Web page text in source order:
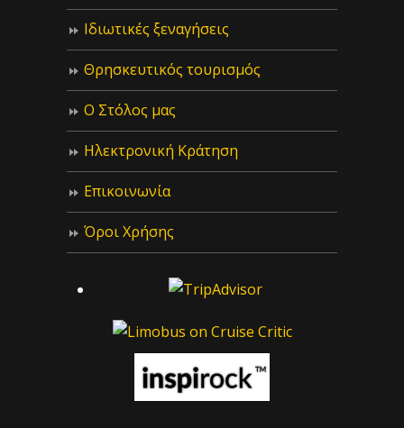
Ιδιωτικές ξεναγήσεις
Θρησκευτικός τουρισμός
Ο Στόλος μας
Ηλεκτρονική Κράτηση
Επικοινωνία
Όροι Χρήσης